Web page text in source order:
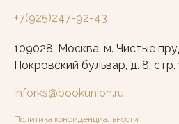
+7(925)247-92-43
109028, Москва, м. Чистые
Покровский бульвар, д. 8, стр.
inforks@bookunion.ru
Политика конфиденциальности